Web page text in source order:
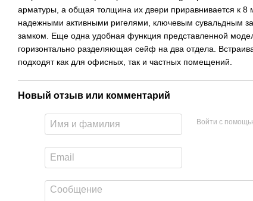
арматуры, а общая толщина их двери приравнивается к
надежными активными ригелями, ключевым сувальдным
замком. Еще одна удобная функция представленной
горизонтально разделяющая сейф на два отдела.
подходят как для офисных, так и частных помещений.
Новый отзыв или комментарий
Войти с